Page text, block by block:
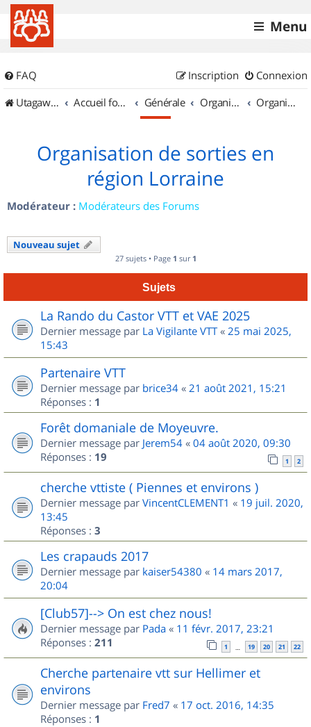
Menu
FAQ Connexion
Inscription
UtagawaVTT (Randos VTT et VTTAE avec traces GPS)
Accueil forum Générale Organisation de sorties & Recherche de partenaires Organisation de sorties en région Lorraine
Organisation de sorties en
région Lorraine
Modérateur : Modérateurs des Forums
Nouveau sujet
27 sujets • Page 1 sur 1
Sujets
La Rando du Castor VTT et VAE 2025
Dernier message par La Vigilante VTT« 25 mai 2025,
15:43
Partenaire VTT
Dernier message par brice34 « 21 août 2021, 15:21
Réponses : 1
Forêt domaniale de Moyeuvre.
Dernier message par Jerem54 « 04 août 2020, 09:30
Réponses : 19 1 2
cherche vttiste ( Piennes et environs )
Dernier message par VincentCLEMENT1 « 19 juil. 2020,
13:45
Réponses : 3
Les crapauds 2017
Dernier message par kaiser54380 « 14 mars 2017,
20:04
[Club57]--> On est chez nous!
Dernier message par Pada « 11 févr. 2017, 23:21
Réponses : 211 1 … 19 20 21 22
Cherche partenaire vtt sur Hellimer et
environs
Dernier message par Fred7 « 17 oct. 2016, 14:35
Réponses : 1